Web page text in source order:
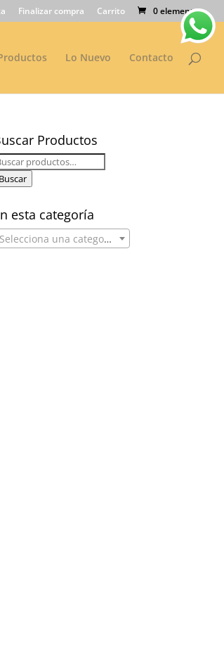
Finalizar compra Carrito 0 elementos
Lo Nuevo Contacto
Productos
Buscar
esta categoría
Selecciona una categoría